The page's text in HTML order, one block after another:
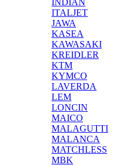
INDIAN
ITALJET
JAWA
KASEA
KAWASAKI
KREIDLER
KTM
KYMCO
LAVERDA
LEM
LONCIN
MAICO
MALAGUTTI
MALANCA
MATCHLESS
MBK